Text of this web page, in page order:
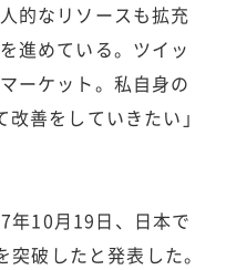
的なリソースも拡充
進めている。ツイッ
ーケット。私自身の
善をしていきたい」
10月19日、日本で
破したと発表した。